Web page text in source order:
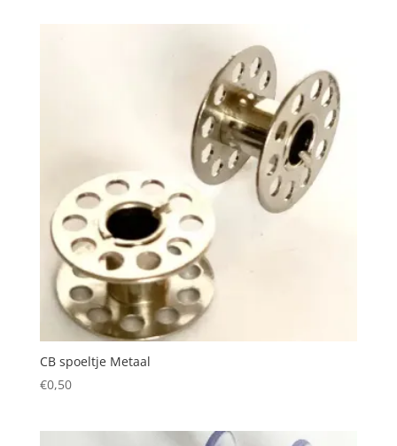
CB spoeltje Metaal
€0,50